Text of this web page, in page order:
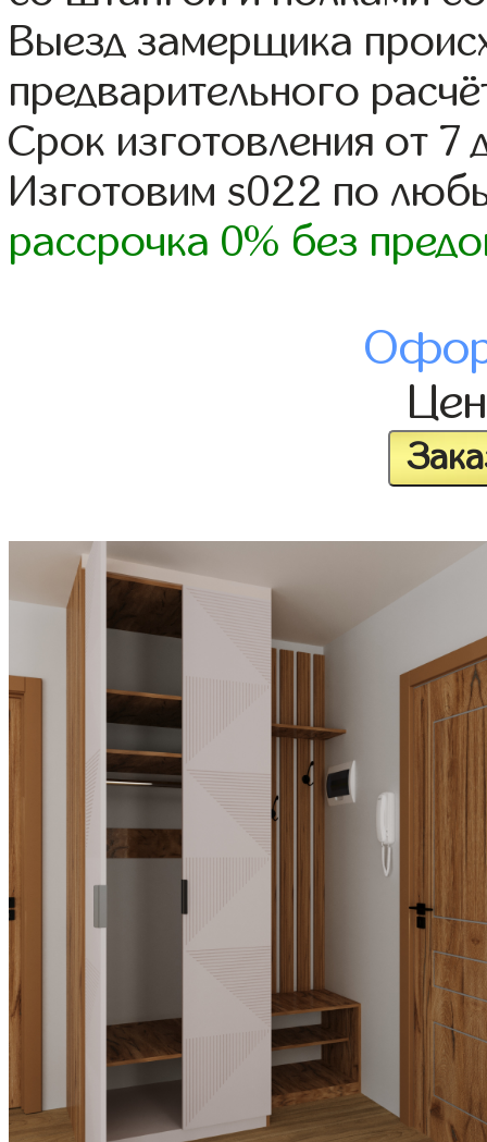
Выезд замерщика
предварительного
Срок изготовления от 7
Изготовим s022 по
рассрочка 0% без